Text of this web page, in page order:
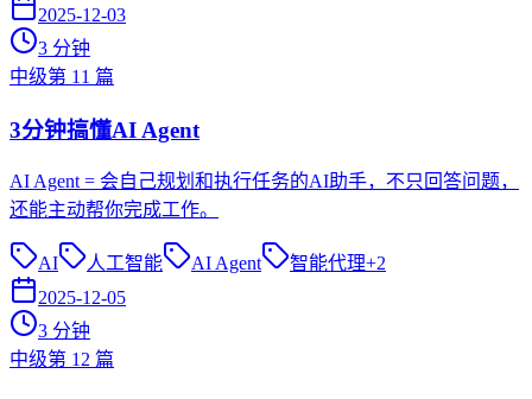
2025-12-03
3 分钟
中级第 11 篇
3分钟搞懂AI Agent
AI Agent = 会自己规划和执行任务的AI助手，不只回答问题，
还能主动帮你完成工作。
AI 人工智能 AI Agent 智能代理+2
2025-12-05
3 分钟
中级第 12 篇